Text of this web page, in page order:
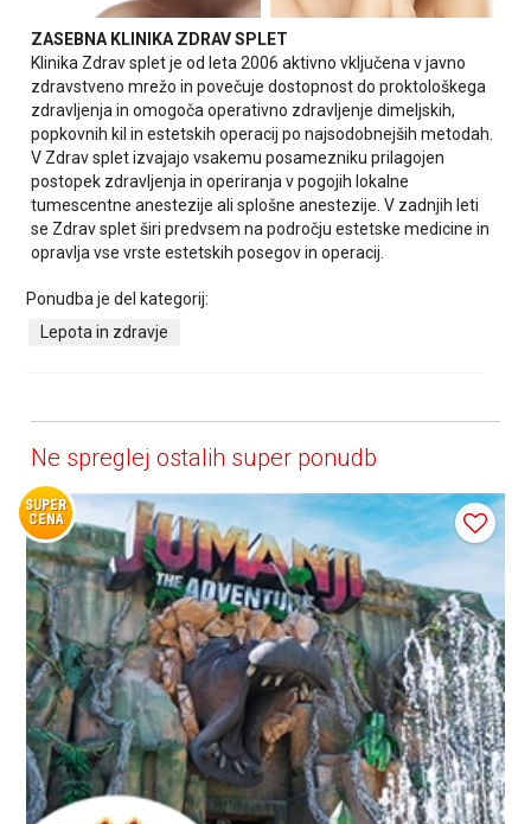
ZASEBNA KLINIKA ZDRAV SPLET
Klinika Zdrav splet je od leta 2006 aktivno vključena v javno
zdravstveno mrežo in povečuje dostopnost do proktološkega
zdravljenja in omogoča operativno zdravljenje dimeljskih,
popkovnih kil in estetskih operacij po najsodobnejših metodah.
V Zdrav splet izvajajo vsakemu posamezniku prilagojen
postopek zdravljenja in operiranja v pogojih lokalne
tumescentne anestezije ali splošne anestezije. V zadnjih leti
se Zdrav splet širi predvsem na področju estetske medicine in
opravlja vse vrste estetskih posegov in operacij.
Ponudba je del kategorij:
Lepota in zdravje
Ne spreglej ostalih super ponudb
SUPER
CENA